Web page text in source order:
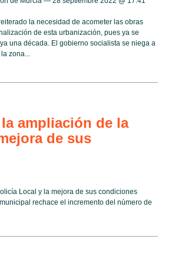
la necesidad de acometer las obras
de esta urbanización, pues ya se
una década. El gobierno socialista se niega a
zona...
ampliación de la
de sus
Local y la mejora de sus condiciones
rechace el incremento del número de